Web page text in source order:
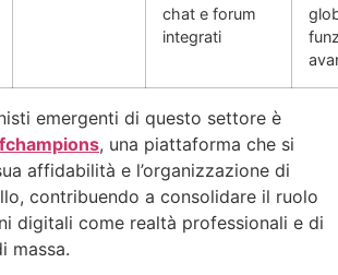
chat e forum
integrati
emergenti di questo settore è
, una piattaforma che si
affidabilità e l’organizzazione di
contribuendo a consolidare il ruolo
digitali come realtà professionali e di
massa.